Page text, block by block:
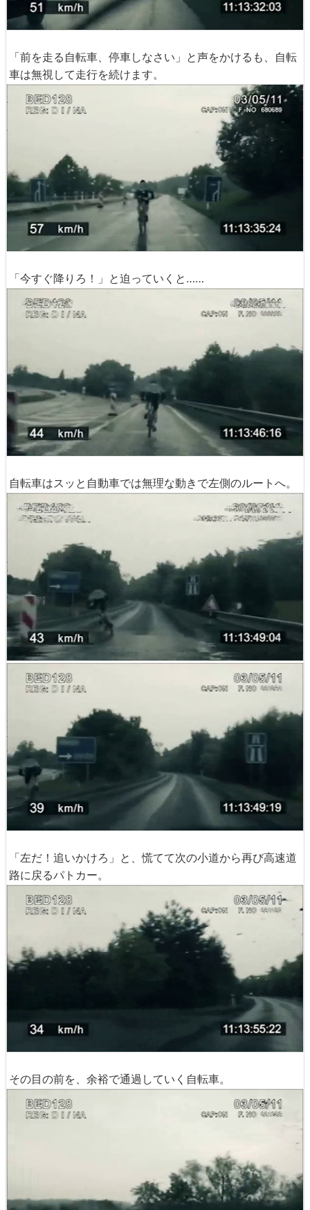
「前を走る自転車、停車しなさい」と声をかけるも、自転
車は無視して走行を続けます。
「今すぐ降りろ！」と迫っていくと……
自転車はスッと自動車では無理な動きで左側のルートへ。
「左だ！追いかけろ」と、慌てて次の小道から再び高速道
路に戻るパトカー。
その目の前を、余裕で通過していく自転車。